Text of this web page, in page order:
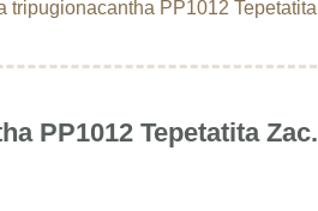
tripugionacantha PP1012 Tepetatita
PP1012 Tepetatita Zac.